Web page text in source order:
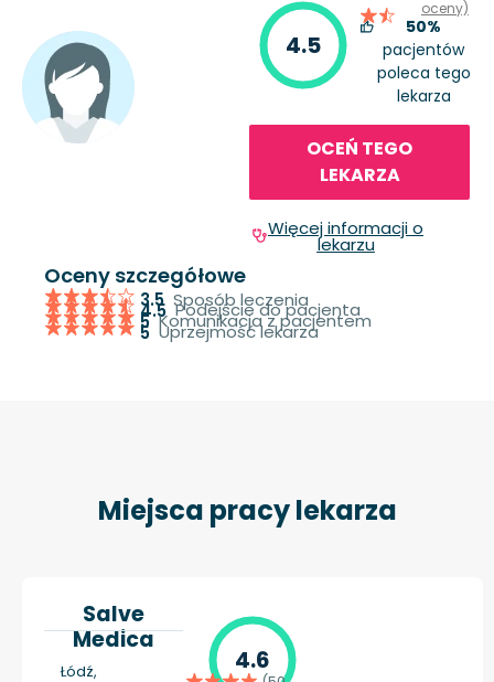
4.5
oceny)
50%
pacjentów
poleca tego
lekarza
OCEŃ TEGO
LEKARZA
Więcej informacji o
lekarzu
Oceny szczegółowe
3.5 Sposób leczenia
4.5 Podejście do pacjenta
5 Komunikacja z pacjentem
5 Uprzejmość lekarza
Miejsca pracy lekarza
Salve
Medica
Łódź,
4.6